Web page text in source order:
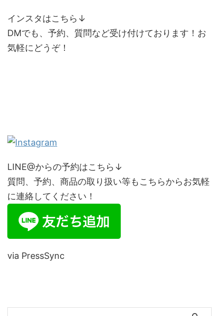
インスタはこちら↓
DMでも、予約、質問など受け付けております！お
気軽にどうぞ！
LINE@からの予約はこちら↓
質問、予約、商品の取り扱い等もこちらからお気軽
に連絡してください！
via PressSync